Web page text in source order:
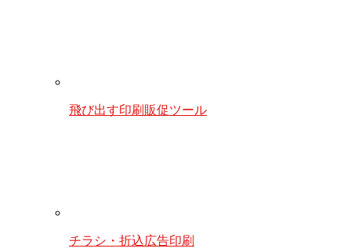
飛び出す印刷販促ツール
チラシ・折込広告印刷